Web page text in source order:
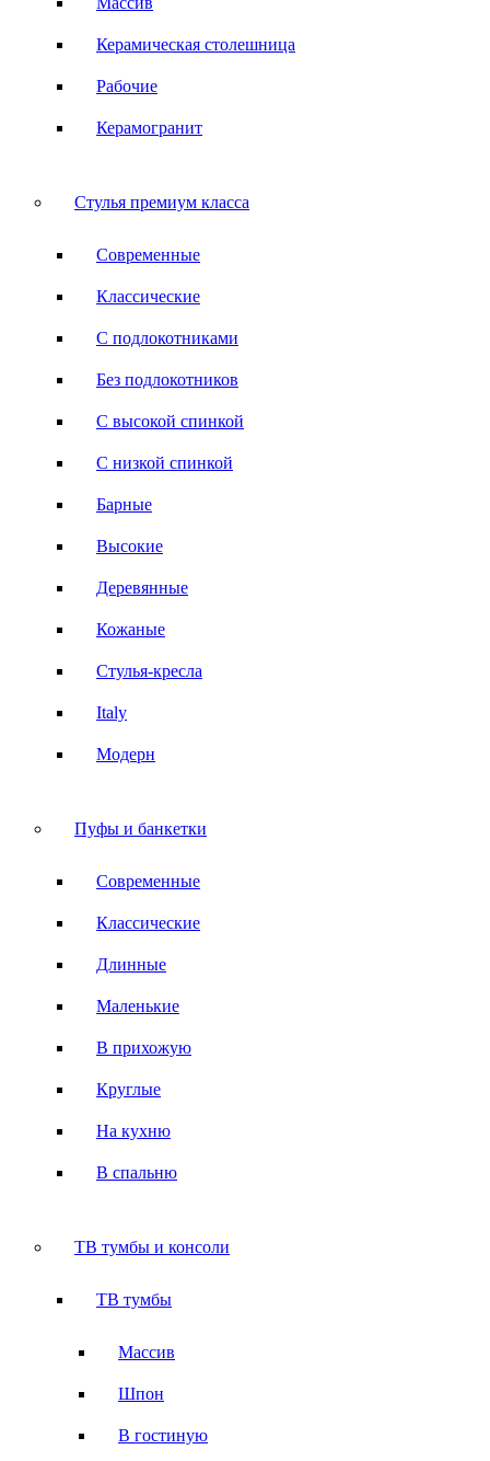
Керамическая столешница
Рабочие
Керамогранит
Стулья премиум класса
Современные
Классические
С подлокотниками
Без подлокотников
С высокой спинкой
С низкой спинкой
Барные
Высокие
Деревянные
Кожаные
Стулья-кресла
Italy
Модерн
Пуфы и банкетки
Современные
Классические
Длинные
Маленькие
В прихожую
Круглые
На кухню
В спальню
ТВ тумбы и консоли
ТВ тумбы
Массив
Шпон
В гостиную